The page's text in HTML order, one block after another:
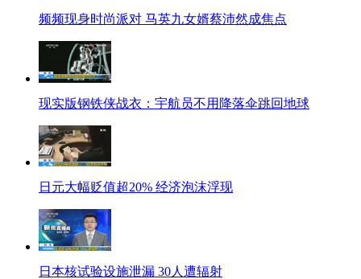
频频现身时尚派对 马英九女婿蔡沛然成焦点
现实版钢铁侠战衣：宇航员不用降落伞跳回地球
日元大幅贬值超20% 经济泡沫浮现
日本核试验设施泄漏 30人遭辐射